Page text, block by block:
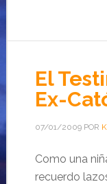
El
Ex-
07/01/2009POR
Como una
recuerdo